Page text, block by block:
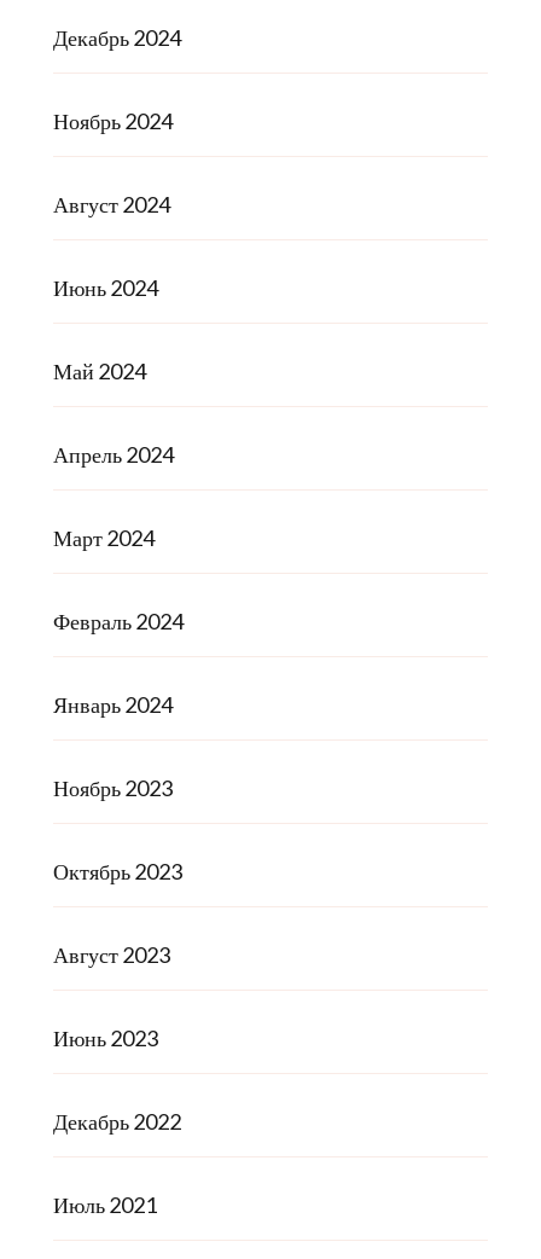
Декабрь 2024
Ноябрь 2024
Август 2024
Июнь 2024
Май 2024
Апрель 2024
Март 2024
Февраль 2024
Январь 2024
Ноябрь 2023
Октябрь 2023
Август 2023
Июнь 2023
Декабрь 2022
Июль 2021